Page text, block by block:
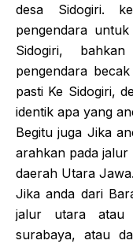
desa Sidogiri.
pengendara
Sidogiri,
pengendara
pasti Ke Sidogiri,
identik apa yang
Begitu juga Jika
arahkan pada jalur
daerah Utara Jawa.
Jika anda dari
jalur utara atau
surabaya, atau